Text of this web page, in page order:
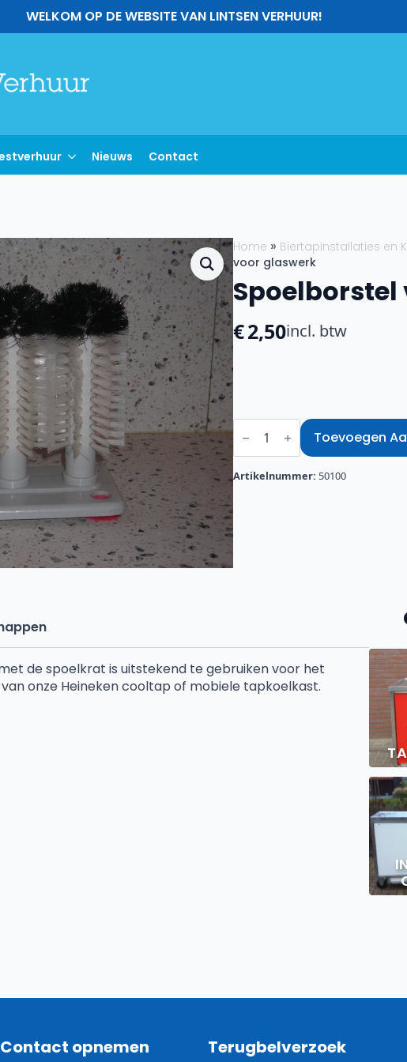
WELKOM OP DE WEBSITE VAN LINTSEN VERHUUR!
Nieuws Contact
Home Biertapinstallaties en
voor glaswerk
€2,50incl. btw
Spoelborstel
voor
glaswerk
aantal
Toevoegen
Artikelnummer: 50100
de spoelkrat is uitstekend te gebruiken voor het
onze Heineken cooltap of mobiele tapkoelkast.
Contact opnemen Terugbelverzoek